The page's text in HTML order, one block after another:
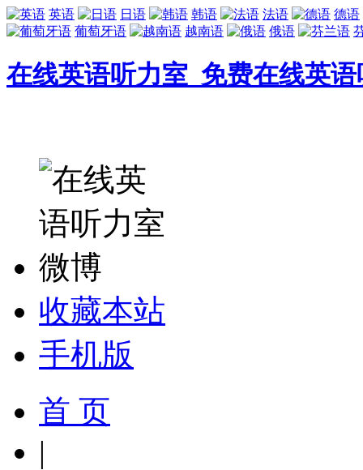
英语 日语 韩语 法语
德语
葡萄牙语
越南语 俄语
在线英语听力室_免费在线英
收藏本站
手机版
首 页
|